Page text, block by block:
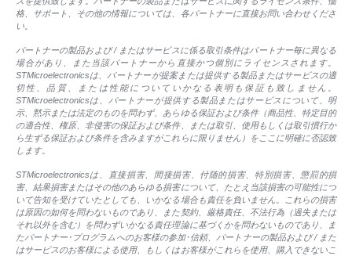
格、サポート、その他の情報については、各パートナーに直接お問い合わせくださ
い。
パートナーの製品および / またはサービスに係る取引条件はパートナー毎に異なる
場合があり、また当該パートナーから直接かつ個別にライセンスされます。
STMicroelectronicsは、パートナーが提案または提供する製品またはサービスの適
切性、品質、または性能についていかなる表明も保証も致しません。
STMicroelectronicsは、パートナーが提供する製品またはサービスについて、明
示、黙示または法定のものを問わず、あらゆる保証および条件（商品性、特定目的
の適合性、権原、非侵害の保証および条件、または取引、使用もしくは取引慣行か
ら生ずる保証および条件を含みますがこれらに限りません）をここに明確に否認致
します。
STMicroelectronicsは、直接損害、間接損害、付随的損害、特別損害、懲罰的損
害、結果損害またはその他のあらゆる損害について、たとえ当該損害の可能性につ
いて告知を受けていたとしても、いかなる場合も責任を負いません。これらの損害
は原因の如何を問わないものであり、また契約、厳格責任、不法行為（過失または
それ以外を含む）を問わずいかなる責任理論に基づくかを問わないものであり、ま
たパートナー･プログラムへのお客様の参加･信頼、パートナーの製品および / また
はサービスのお客様による使用、もしくはお客様がこれらを使用、購入できないこ